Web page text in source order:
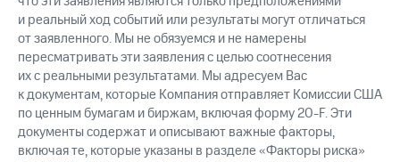
и реальный ход событий или результаты могут отличаться
от заявленного. Мы не обязуемся и не намерены
пересматривать эти заявления с целью соотнесения
их с реальными результатами. Мы адресуем Вас
к документам, которые Компания отправляет Комиссии США
по ценным бумагам и биржам, включая форму 20-F. Эти
документы содержат и описывают важные факторы,
включая те, которые указаны в разделе «Факторы риска»